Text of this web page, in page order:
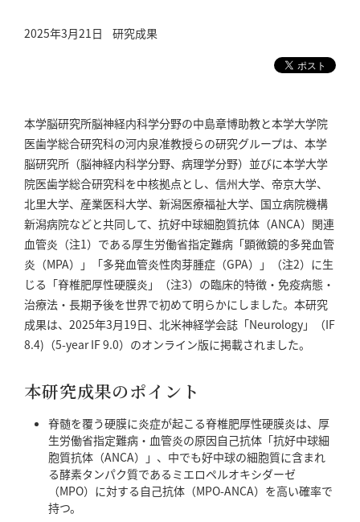
2025年3月21日 研究成果
本学脳研究所脳神経内科学分野の中島章博助教と本学大学院
医歯学総合研究科の河内泉准教授らの研究グループは、本学
脳研究所（脳神経内科学分野、病理学分野）並びに本学大学
院医歯学総合研究科を中核拠点とし、信州大学、帝京大学、
北里大学、産業医科大学、新潟医療福祉大学、国立病院機構
新潟病院などと共同して、抗好中球細胞質抗体（ANCA）関連
血管炎（注1）である厚生労働省指定難病「顕微鏡的多発血管
炎（MPA）」「多発血管炎性肉芽腫症（GPA）」（注2）に生
じる「脊椎肥厚性硬膜炎」（注3）の臨床的特徴・免疫病態・
治療法・長期予後を世界で初めて明らかにしました。本研究
成果は、2025年3月19日、北米神経学会誌「Neurology」（IF
8.4)（5-year IF 9.0）のオンライン版に掲載されました。
本研究成果のポイント
脊髄を覆う硬膜に炎症が起こる脊椎肥厚性硬膜炎は、厚
生労働省指定難病・血管炎の原因自己抗体「抗好中球細
胞質抗体（ANCA）」、中でも好中球の細胞質に含まれ
る酵素タンパク質であるミエロペルオキシダーゼ
（MPO）に対する自己抗体（MPO-ANCA）を高い確率で
持つ。